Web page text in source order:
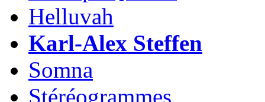
Helluvah
Karl-Alex Steffen
Somna
Stéréogrammes